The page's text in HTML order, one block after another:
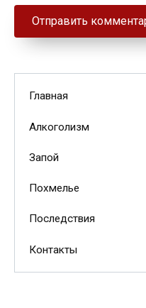
Главная
Алкоголизм
Запой
Похмелье
Последствия
Контакты